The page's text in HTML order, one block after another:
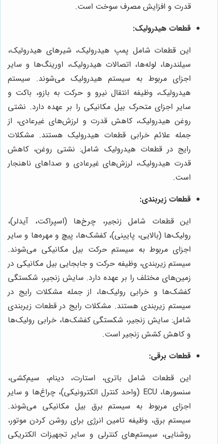
قدرت و افزایش مصرف سوخت است.
قطعات هیدرولیک:
این قطعات شامل پمپ هیدرولیک، شیرهای هیدرولیک،
سیلندرها، لوله‌ها، اتصالات هیدرولیک، اورینگ‌ها و سایر
اجزای مربوط به سیستم هیدرولیک می‌شوند. سیستم
هیدرولیک، وظیفه انتقال نیرو و حرکت به بازو، باکت و
سایر اجزای متحرک بیل مکانیکی را بر عهده دارد. نشتی
روغن هیدرولیک، کاهش قدرت و لرزش‌های غیرعادی، از
جمله علائم خرابی قطعات هیدرولیک هستند. مشکلات
رایج در قطعات هیدرولیک شامل: نشتی روغن، کاهش
قدرت هیدرولیک، لرزش‌های غیرعادی و صداهای ناهنجار
است.
قطعات زیربندی:
این قطعات شامل زنجیر، چرخ‌ها (اسپراکت، آیدلر)،
رولیک‌ها (بالایی، پایینی)، کفشک‌ها، پیچ و مهره‌ها و سایر
اجزای مربوط به سیستم حرکت بیل مکانیکی می‌شوند.
سیستم زیربندی، وظیفه حرکت و جابجایی بیل مکانیکی در
زمین‌های مختلف را بر عهده دارد. سایش زنجیر، شکستگی
کفشک‌ها و خرابی رولیک‌ها، از جمله مشکلات رایج در
سیستم زیربندی هستند. مشکلات رایج در قطعات زیربندی
شامل: سایش زنجیر، شکستگی کفشک‌ها، خرابی رولیک‌ها
و کاهش کشش زنجیر است.
قطعات برقی:
این قطعات شامل باتری، استارت، دینام، سیم‌کشی،
سنسورها، ECU (واحد کنترل الکترونیکی)، چراغ‌ها و سایر
اجزای مربوط به سیستم برق بیل مکانیکی می‌شوند.
سیستم برق، وظیفه تامین انرژی برای روشن کردن موتور،
روشنایی، سیستم‌های کنترلی و سایر تجهیزات الکتریکی